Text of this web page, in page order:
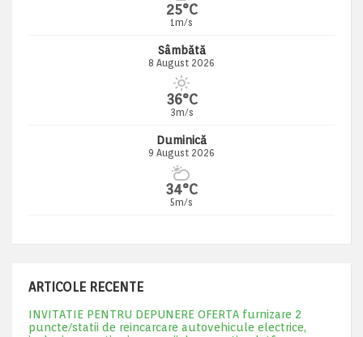
25°C
1m/s
Sâmbătă
8 August 2026
36°C
3m/s
Duminică
9 August 2026
34°C
5m/s
ARTICOLE RECENTE
INVITATIE PENTRU DEPUNERE OFERTA furnizare 2
puncte/statii de reincarcare autovehicule electrice,